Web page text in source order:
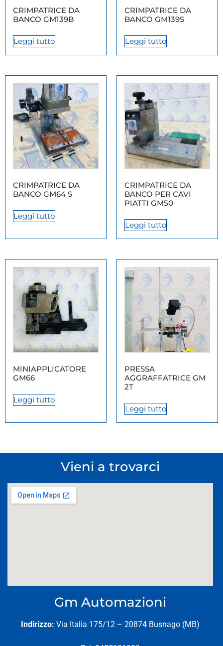
CRIMPATRICE DA
BANCO GM139B
Leggi tutto
CRIMPATRICE DA
BANCO GM139S
Leggi tutto
CRIMPATRICE DA
BANCO GM64 S
Leggi tutto
CRIMPATRICE DA
BANCO PER CAVI
PIATTI GM50
Leggi tutto
MINIAPPLICATORE
GM66
Leggi tutto
PRESSA
AGGRAFFATRICE GM
2T
Leggi tutto
Gm Automazioni
Indirizzo: Via Italia 175/12 – 20874 Busnago (MB)
Vieni a trovarci